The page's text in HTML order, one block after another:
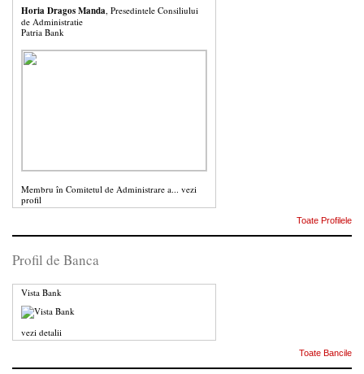
Horia Dragos Manda, Presedintele Consiliului
de Administratie
Patria Bank
Membru în Comitetul de Administrare a... vezi
profil
Toate Profilele
Profil de Banca
Vista Bank
vezi detalii
Toate Bancile